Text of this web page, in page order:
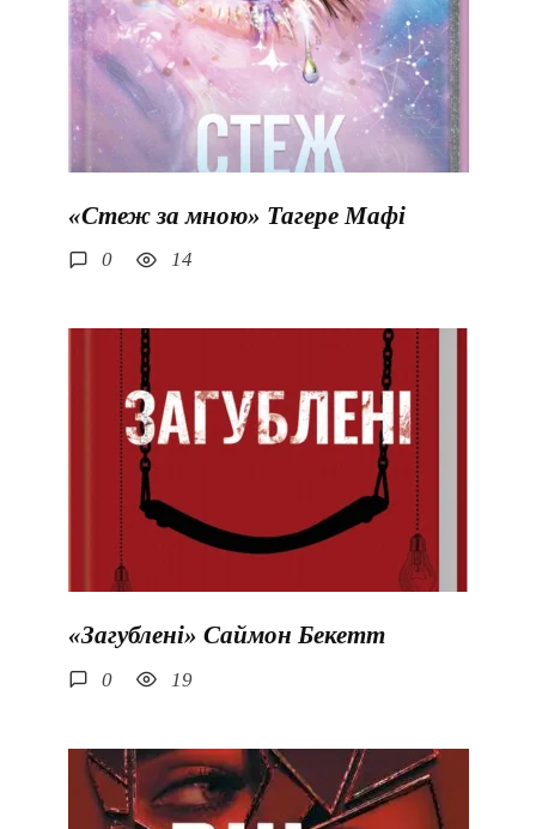
«Стеж за мною» Тагере Мафі
0 14
«Загублені» Саймон Бекетт
0 19